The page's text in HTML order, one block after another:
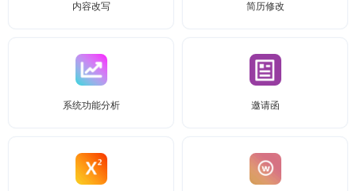
内容改写 简历修改
系统功能分析 邀请函